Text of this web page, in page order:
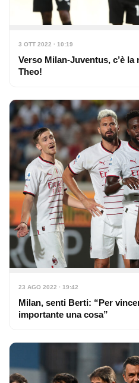
3 OTT 2022 · 10:19
Verso Milan-Juventus, c’è
Theo!
23 AGO 2022 · 19:42
Milan, senti Berti: “Per
importante una cosa”